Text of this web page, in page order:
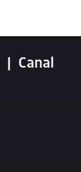
| Canal